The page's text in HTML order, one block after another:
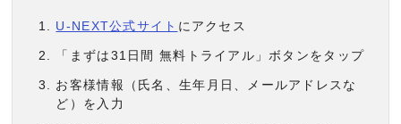
U-NEXT公式サイト にアクセス
「まずは31日間 無料トライアル」ボタンをタップ
お客様情報（氏名、生年月日、メールアドレスな
ど）を入力